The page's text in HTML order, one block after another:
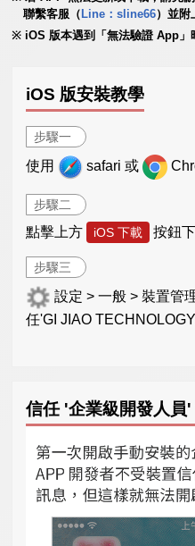
聯繫客服（ Line：sline66）並附
iOS 版本遇到「無法驗證 App」
iOS 版安裝教學
步驟一
使用 safari 或
步驟二
點擊上方 iOS 下載 按鈕
步驟三
設定 > 一般 > 裝置管
任'GI JIAO
信任 '企業級開發人員'